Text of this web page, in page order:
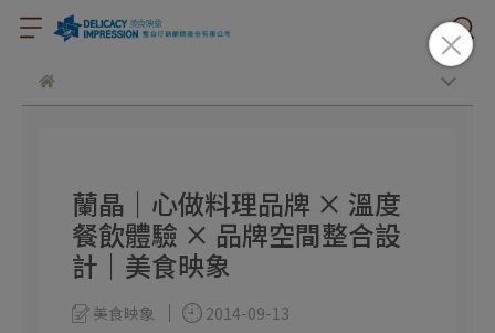
蘭晶｜心做料理品牌 × 溫度
餐飲體驗 × 品牌空間整合設
計｜美食映象
美食映象 2014-09-13